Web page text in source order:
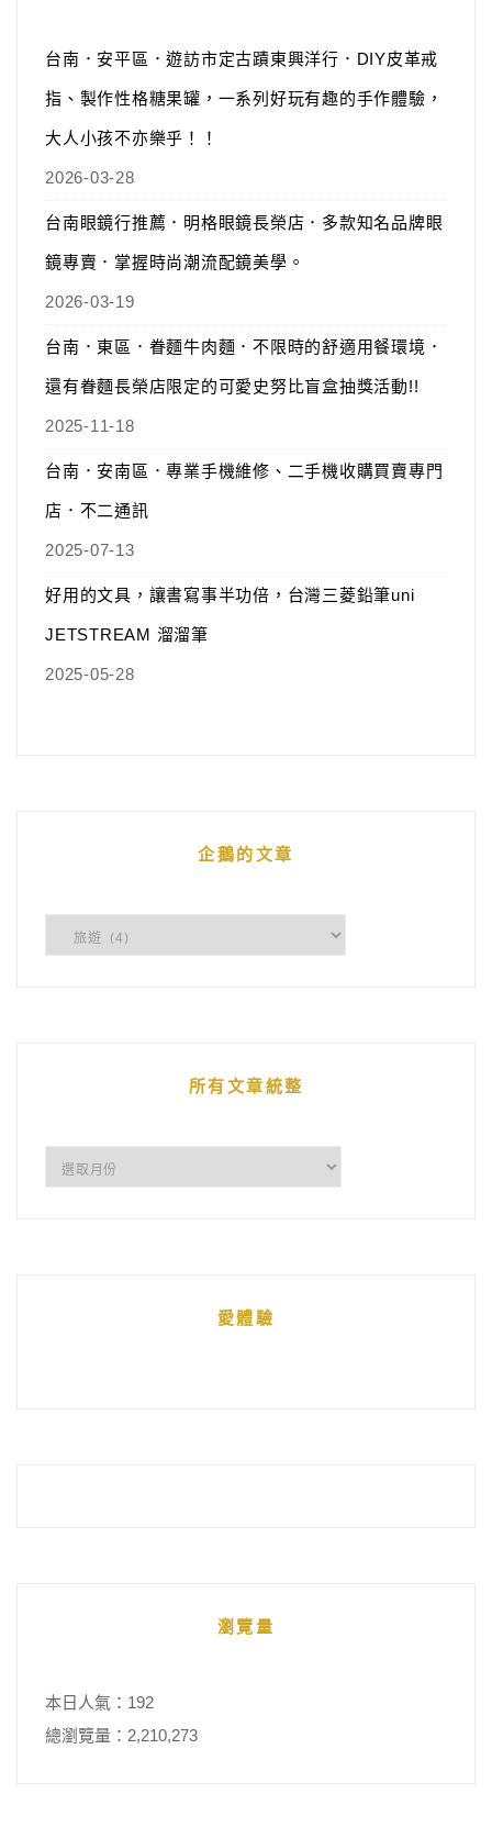
台南．安平區．遊訪市定古蹟東興洋行．DIY皮革戒
指、製作性格糖果罐，一系列好玩有趣的手作體驗，
大人小孩不亦樂乎！！
2026-03-28
台南眼鏡行推薦．明格眼鏡長榮店．多款知名品牌眼
鏡專賣．掌握時尚潮流配鏡美學。
2026-03-19
台南．東區．眷麵牛肉麵．不限時的舒適用餐環境．
還有眷麵長榮店限定的可愛史努比盲盒抽獎活動!!
2025-11-18
台南．安南區．專業手機維修、二手機收購買賣專門
店．不二通訊
2025-07-13
好用的文具，讓書寫事半功倍，台灣三菱鉛筆uni
JETSTREAM 溜溜筆
2025-05-28
企鵝的文章
所有文章統整
愛體驗
瀏覽量
本日人氣：192
總瀏覽量：2,210,273